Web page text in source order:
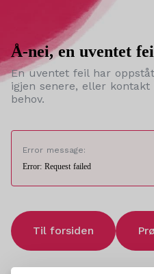
Å-nei, en uventet
En uventet feil har
igjen senere, eller kontakt
behov.
Error message:
Error: Request failed
Til forsiden